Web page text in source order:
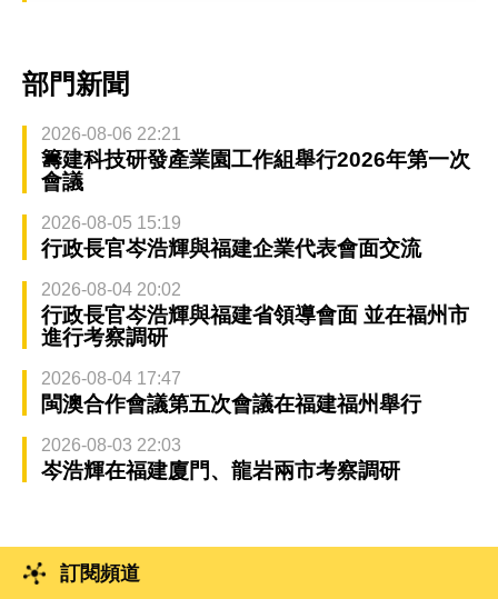
部門新聞
2026-08-06 22:21
籌建科技研發產業園工作組舉行2026年第一次
會議
2026-08-05 15:19
行政長官岑浩輝與福建企業代表會面交流
2026-08-04 20:02
行政長官岑浩輝與福建省領導會面 並在福州市
進行考察調研
2026-08-04 17:47
閩澳合作會議第五次會議在福建福州舉行
2026-08-03 22:03
岑浩輝在福建廈門、龍岩兩市考察調研
訂閱頻道